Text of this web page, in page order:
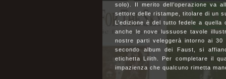
solo). Il merito dell’operazione va
settore delle ristampe, titolare di un
L’edizione è del tutto fedele a
anche le nove lussuose tavole
nostre parti veleggerà intorno ai
secondo album dei Faust, si
etichetta Lilith. Per completare il
impazienza che qualcuno rimetta